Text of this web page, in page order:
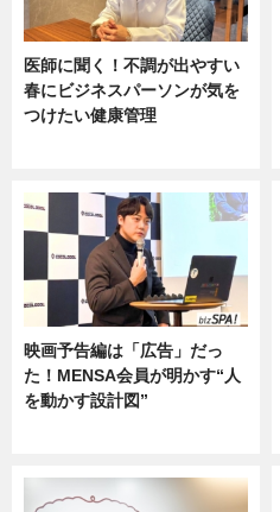
医師に聞く！不調が出やすい
春にビジネスパーソンが気を
つけたい健康管理
映画予告編は「広告」だっ
た！MENSA会員が明かす“人
を動かす設計図”